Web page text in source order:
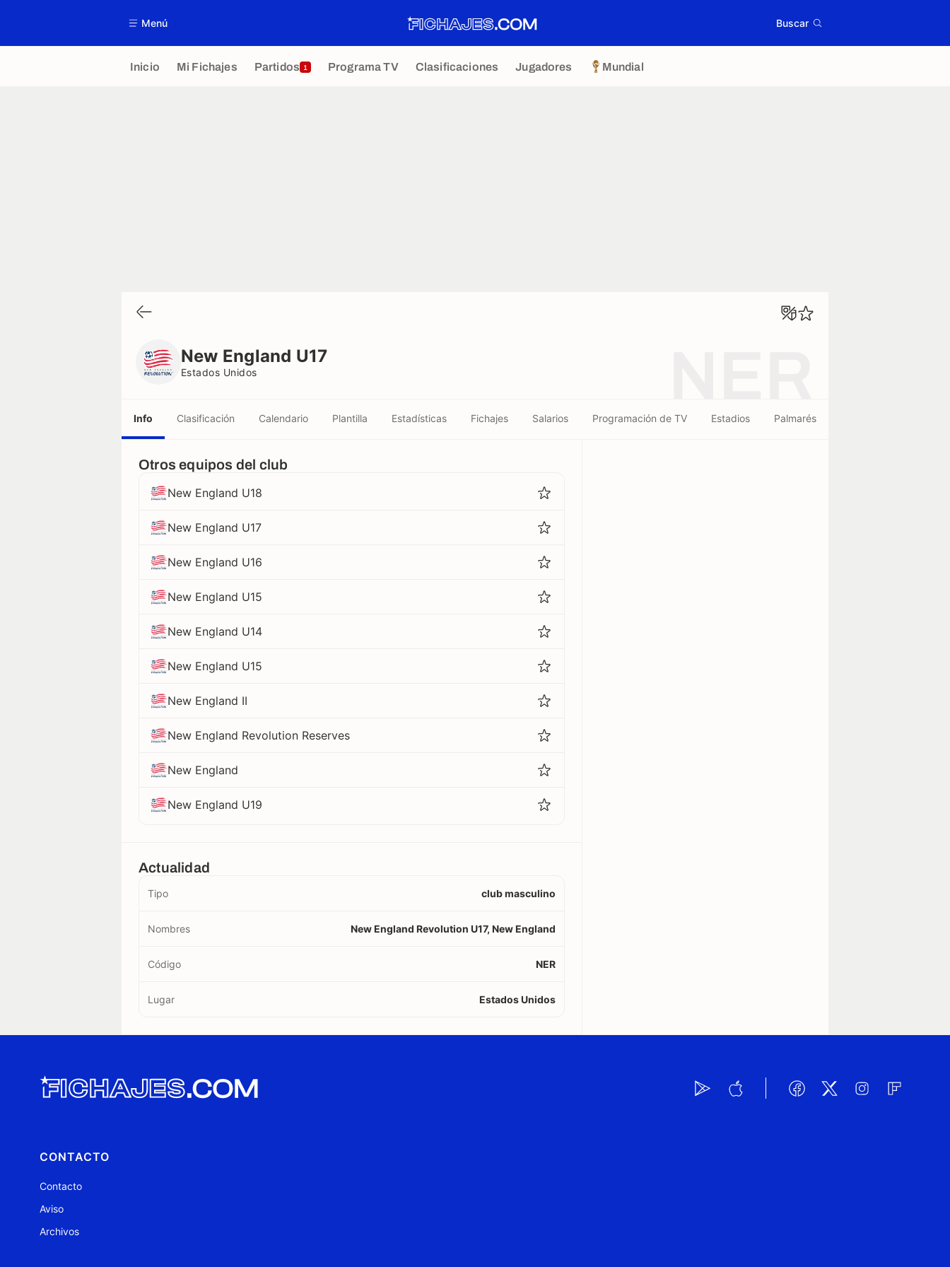
Menú Buscar
Inicio Mi Fichajes Partidos 1 Programa TV Clasificaciones Jugadores Mundial
New England U17
Estados Unidos
Info Clasificación Calendario Plantilla Estadísticas Fichajes Salarios Programación de TV Estadios Palmarés
Otros equipos del club
New England U18
New England U17
New England U16
New England U15
New England U14
New England U15
New England II
New England Revolution Reserves
New England
New England U19
Actualidad
Tipo club masculino
Nombres New England Revolution U17, New England
Código NER
Lugar Estados Unidos
CONTACTO
Contacto
Aviso
Archivos